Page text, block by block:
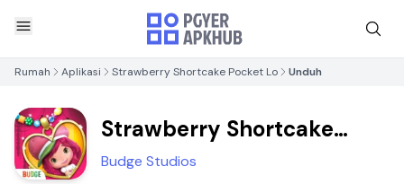
Rumah Aplikasi Strawberry Shortcake Pocket Lo Unduh
Strawberry Shortcake
Pocket Lo
Budge Studios